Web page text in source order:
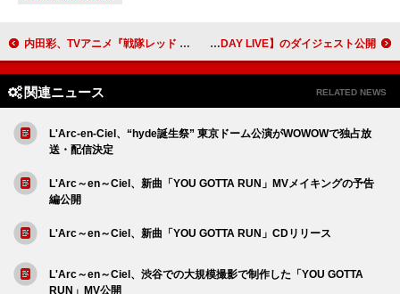
内田彩、TVアニメ『戦隊レッド 異世界で冒険者になる』EDテーマ「Explosive Heart」配信開始 ももクロ・百田夏菜子、初ソロAL『ビタミンB』映像特典【30th BIRTHDAY LIVE】のダイジェスト公開
関連ニュース RELATED NEWS
L'Arc-en-Ciel、“hyde誕生祭” 東京ドーム公演がWOWOWで独占放
送・配信決定
L'Arc～en～Ciel、新曲「YOU GOTTA RUN」MVメイキングの予告
編公開
L'Arc～en～Ciel、新曲「YOU GOTTA RUN」CDリリース
L'Arc～en～Ciel、渋谷での大規模撮影で制作した「YOU GOTTA
RUN」MV公開